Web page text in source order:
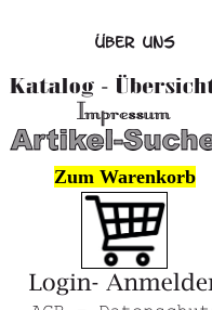
Zum Warenkorb